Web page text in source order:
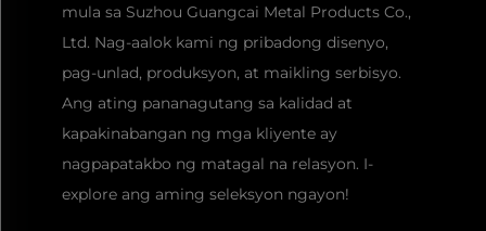
mula sa Suzhou Guangcai Metal Products Co.,
Ltd. Nag-aalok kami ng pribadong disenyo,
pag-unlad, produksyon, at maikling serbisyo.
Ang ating pananagutang sa kalidad at
kapakinabangan ng mga kliyente ay
nagpapatakbo ng matagal na relasyon. I-
explore ang aming seleksyon ngayon!